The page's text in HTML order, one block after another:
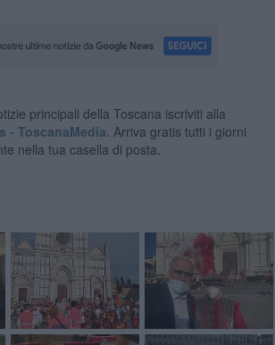
principali della Toscana iscriviti alla
- ToscanaMedia. Arriva gratis tutti i giorni
nella tua casella di posta.